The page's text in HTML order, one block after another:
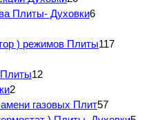
Плиты- Духовки6
) режимов Плиты117
Плиты12
2
газовых Плит57